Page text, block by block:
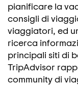
pianificare la
consigli di
viaggiatori, ed
ricerca
principali siti di
TripAdvisor
community di